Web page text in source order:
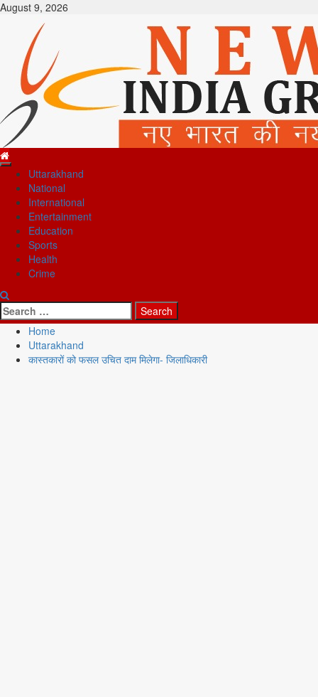
Skip
August 9, 2026
Primary
Menu
Uttarakhand
National
International
Entertainment
Education
Sports
Health
Crime
Search
for:
Home
Uttarakhand
कास्तकारों को फसल उचित दाम मिलेगा- जिलाधिकारी